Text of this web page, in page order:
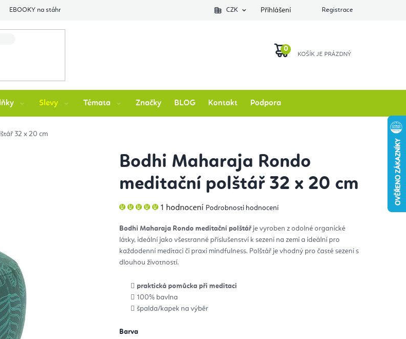
EBOOKY na stáhnutí Podlozkynajogu.cz Zkontrolovat stav objednávky O nás
CZK Přihlášení Registrace
KOŠÍK
Slevy Témata Značky BLOG Kontakt Podpora
32 x 20 cm
Bodhi Maharaja Rondo
meditační polštář 32 x 20 cm
Průměrné
hodnocení
5,0
z
5
hvězdiček.
1 hodnocení Podrobnosti hodnocení
Bodhi Maharaja Rondo meditační polštář je vyroben z odolné organické
látky, ideální jako všestranné příslušenství k sezení na zemi a ideální pro
každodenní meditaci či praxi mindfulness. Polštář je vhodný pro časté sezení s
dlouhou životností.
praktická pomůcka při meditaci
100% bavlna
špalda/kapek na výběr
Barva